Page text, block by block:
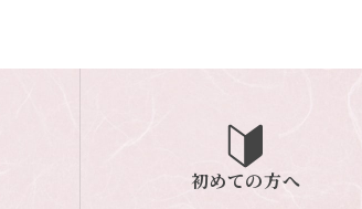
初めての方へ